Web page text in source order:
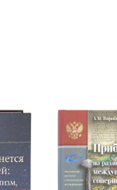
сыном своего